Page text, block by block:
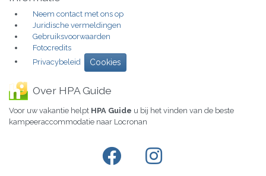
Neem contact met ons op
Juridische vermeldingen
Gebruiksvoorwaarden
Fotocredits
Privacybeleid
Cookies
Over HPA Guide
Voor uw vakantie helpt HPA Guide u bij het vinden van de beste
kampeeraccommodatie naar Locronan